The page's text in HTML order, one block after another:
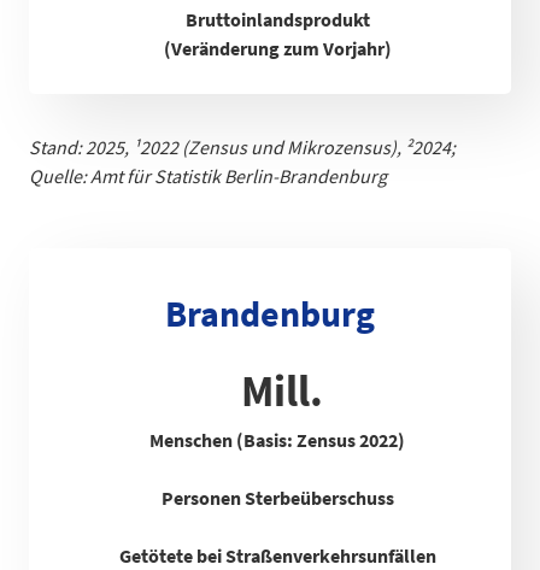
Bruttoinlandsprodukt
(Veränderung zum Vorjahr)
Stand: 2025, ¹2022 (Zensus und Mikrozensus), ²2024;
Quelle: Amt für Statistik Berlin-Brandenburg
Brandenburg
Mill.
Menschen (Basis: Zensus 2022)
Personen Sterbeüberschuss
Getötete bei Straßenverkehrsunfällen